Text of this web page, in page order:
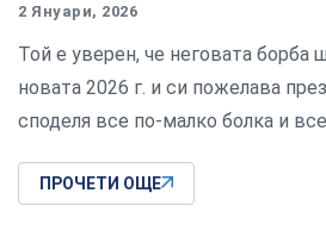
2 Януари, 2026
Той е уверен, че неговата борба
новата 2026 г. и си пожелава
споделя все по-малко болка и
ПРОЧЕТИ ОЩЕ